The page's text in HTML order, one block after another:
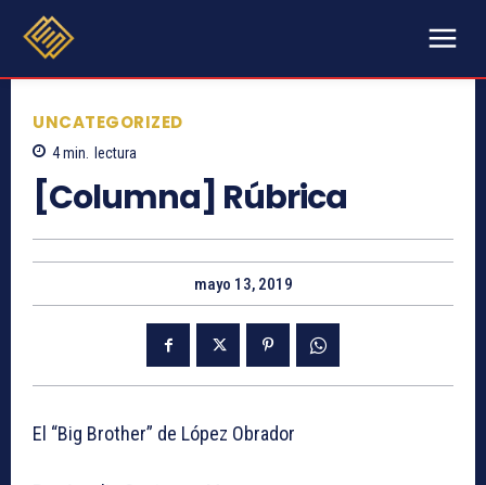
UNCATEGORIZED
4min. lectura
[Columna] Rúbrica
mayo 13, 2019
El “Big Brother” de López Obrador